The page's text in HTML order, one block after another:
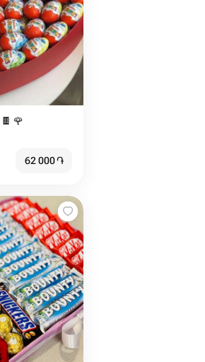
🌹
62 000֏